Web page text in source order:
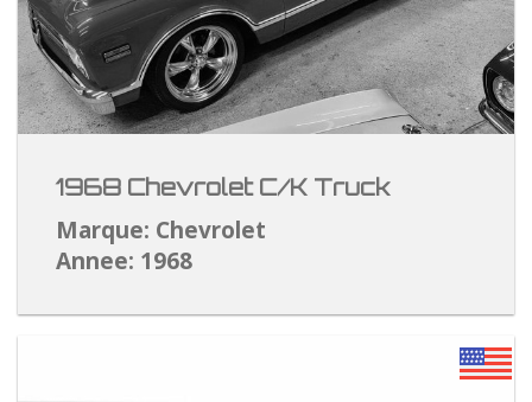
1968 Chevrolet C/K Truck
Marque: Chevrolet
Annee: 1968